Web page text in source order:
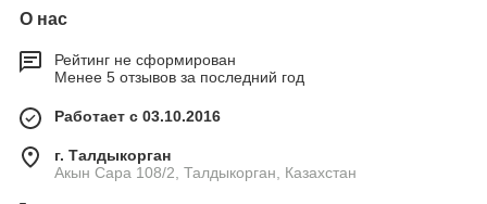
О нас
Рейтинг не сформирован
Менее 5 отзывов за последний год
Работает с 03.10.2016
г. Талдыкорган
Акын Сара 108/2, Талдыкорган, Казахстан